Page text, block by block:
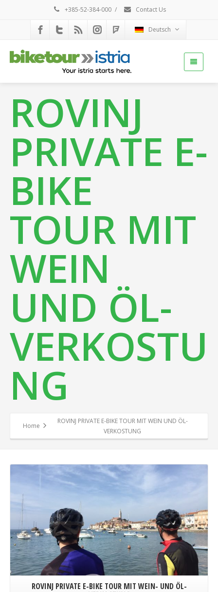
+385-52-384-000 / Contact Us
Deutsch
ROVINJ
PRIVATE E-
BIKE
TOUR MIT
WEIN
UND ÖL-
VERKOSTU
NG
Home
ROVINJ PRIVATE E-BIKE TOUR MIT WEIN UND ÖL-
VERKOSTUNG
ROVINJ PRIVATE E-BIKE TOUR MIT WEIN- UND ÖL-